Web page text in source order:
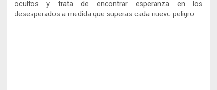
ocultos y trata de encontrar esperanza en los
desesperados a medida que superas cada nuevo peligro.